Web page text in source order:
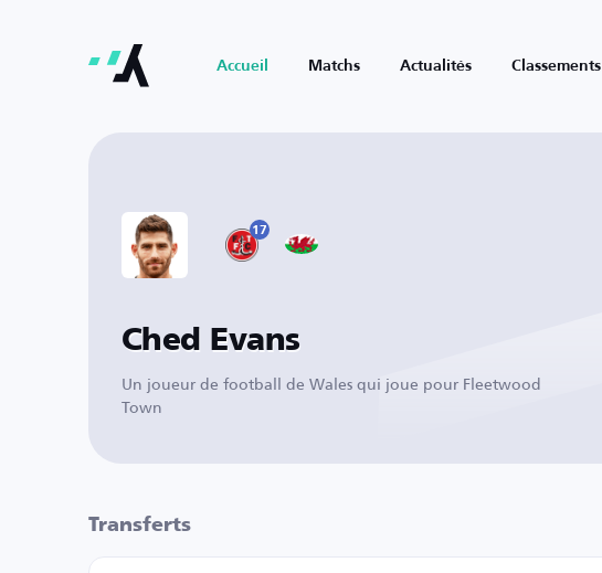
Accueil Matchs Actualités Classements
17
Ched Evans
Un joueur de football de Wales qui joue pour Fleetwood
Town
Transferts